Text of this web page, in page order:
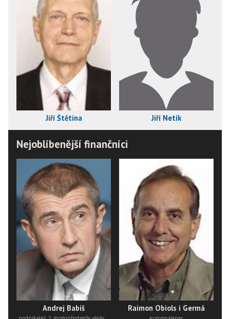
Jiří Štětina Jiří Netík
Nejoblíbenější finančníci
Andrej Babiš Raimon Obiols i Germá